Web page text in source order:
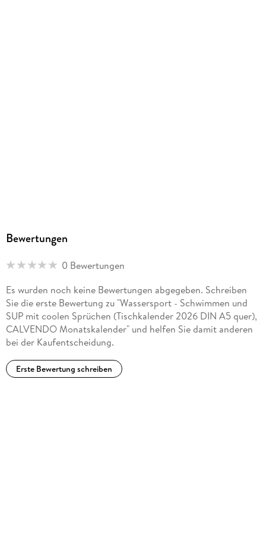
Bewertungen
0 Bewertungen
Es wurden noch keine Bewertungen abgegeben. Schreiben
Sie die erste Bewertung zu "Wassersport - Schwimmen und
SUP mit coolen Sprüchen (Tischkalender 2026 DIN A5 quer),
CALVENDO Monatskalender" und helfen Sie damit anderen
bei der Kaufentscheidung.
Erste Bewertung schreiben